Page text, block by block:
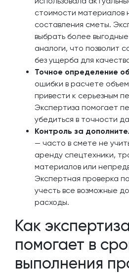
стоимости материалов
составления сметы.
выбрать более
аналоги, что позволит
без ущерба для
Точное определение
ошибки в расчете
привести к серьезным
Экспертиза помогает
убедиться в точности
Контроль за
— часто в смете не
аренду спецтехники,
материалов или
Экспертная проверка
учесть все возможные
расходы.
Как
помогает в
выполнения